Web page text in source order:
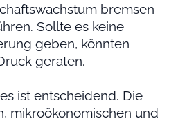
bremsen
Sollte es keine
geben, könnten
geraten.
ist entscheidend. Die
mikroökonomischen und